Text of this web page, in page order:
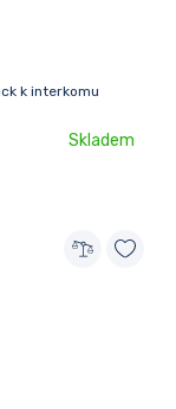
k interkomu
Skladem